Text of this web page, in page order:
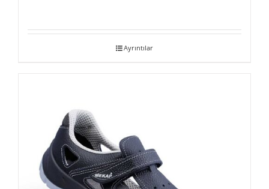
Ayrıntılar